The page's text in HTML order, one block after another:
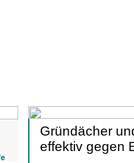
Gründächer
effektiv gegen